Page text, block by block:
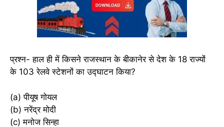
प्रश्न- हाल ही में किसने राजस्थान के बीकानेर से देश के 18 राज्यों
के 103 रेलवे स्टेशनों का उद्घाटन किया?
(a) पीयूष गोयल
(b) नरेंद्र मोदी
(c) मनोज सिन्हा